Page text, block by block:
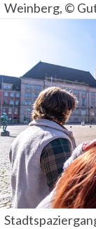
Weinberg, ©